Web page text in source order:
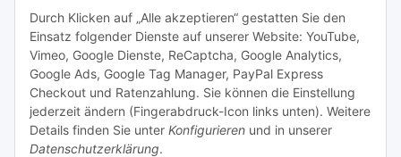
Durch Klicken auf „Alle akzeptieren“ gestatten Sie den
Einsatz folgender Dienste auf unserer Website: YouTube,
Vimeo, Google Dienste, ReCaptcha, Google Analytics,
Google Ads, Google Tag Manager, PayPal Express
Checkout und Ratenzahlung. Sie können die Einstellung
jederzeit ändern (Fingerabdruck-Icon links unten). Weitere
Details finden Sie unter Konfigurieren und in unserer
Datenschutzerklärung.
Social Media
Unsere Dienstleistungen
Lampenreparatur
Lichtservice für Senioren